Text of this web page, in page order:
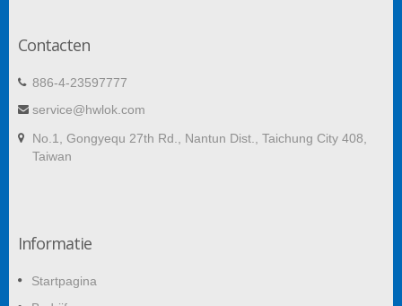
Contacten
886-4-23597777
service@hwlok.com
No.1, Gongyequ 27th Rd., Nantun Dist., Taichung City 408,
Taiwan
Informatie
Startpagina